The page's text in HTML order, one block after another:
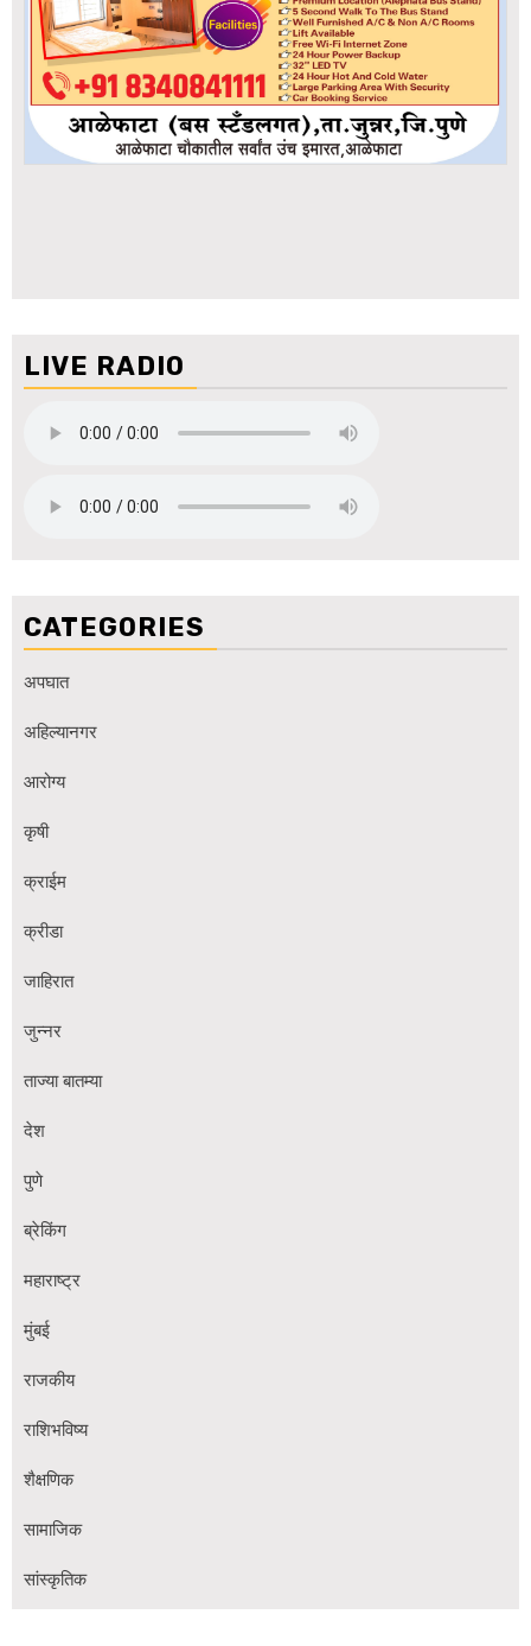
LIVE RADIO
CATEGORIES
अपघात
अहिल्यानगर
आरोग्य
कृषी
क्राईम
क्रीडा
जाहिरात
जुन्नर
ताज्या बातम्या
देश
पुणे
ब्रेकिंग
महाराष्ट्र
मुंबई
राजकीय
राशिभविष्य
शैक्षणिक
सामाजिक
सांस्कृतिक